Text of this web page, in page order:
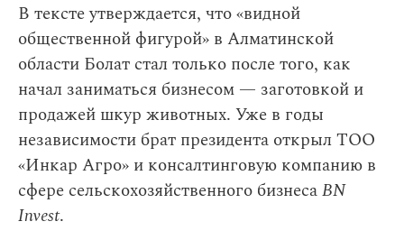
В тексте утверждается, что «видной
общественной фигурой» в Алматинской
области Болат стал только после того, как
начал заниматься бизнесом — заготовкой и
продажей шкур животных. Уже в годы
независимости брат президента открыл ТОО
«Инкар Агро» и консалтинговую компанию в
сфере сельскохозяйственного бизнесаBN
Invest.